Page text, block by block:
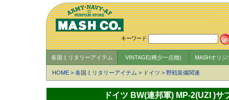
キーワード
各国ミリタリーアイテム VINTAGE(稀少一点物) MASHオリ
HOME > 各国ミリタリーアイテム > ドイツ > 野戦装備関連
ドイツ BW(連邦軍) MP-2(UZI )